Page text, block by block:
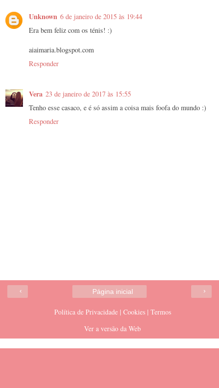
Unknown 6 de janeiro de 2015 às 19:44
Era bem feliz com os ténis! :)
aiaimaria.blogspot.com
Responder
Vera 23 de janeiro de 2017 às 15:55
Tenho esse casaco, e é só assim a coisa mais foofa do mundo :)
Responder
‹ ›
Página inicial
Política de Privacidade | Cookies | Termos
Ver a versão da Web